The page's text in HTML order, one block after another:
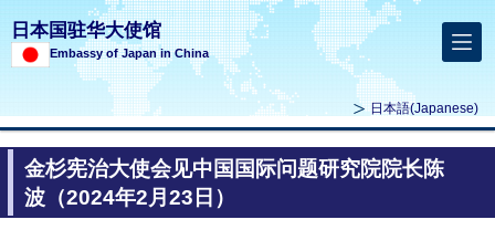
日本国驻华大使馆
Embassy of Japan in China
日本語(Japanese)
金杉宪治大使会见中国国际问题研究院院长陈
波（2024年2月23日）